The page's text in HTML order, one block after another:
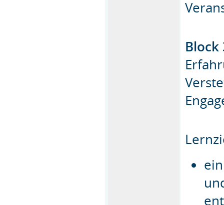
Block